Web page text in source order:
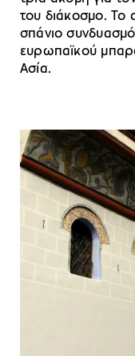
του διάκοσμο. Το
σπάνιο συνδυασμό
ευρωπαϊκού
Ασία.